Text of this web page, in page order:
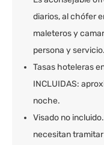
diarios, al chófer
maleteros y
persona y servicio.
Tasas hoteleras
INCLUIDAS:
noche.
Visado no
necesitan